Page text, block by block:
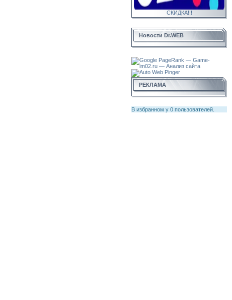
СКИДКА!!!
Новости Dr.WEB
РЕКЛАМА
В избранном у 0 пользователей.